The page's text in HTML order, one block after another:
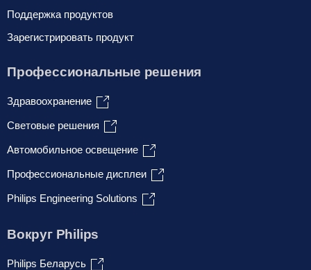
Поддержка продуктов
Зарегистрировать продукт
Профессиональные решения
Здравоохранение
Световые решения
Автомобильное освещение
Профессиональные дисплеи
Philips Engineering Solutions
Вокруг Philips
Philips Беларусь